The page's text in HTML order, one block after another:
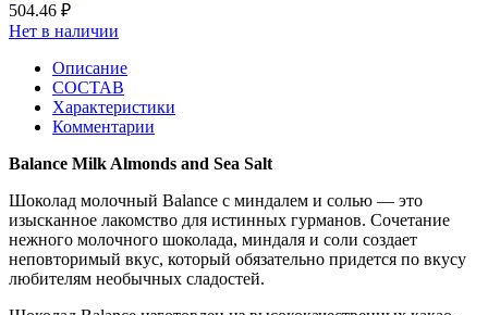
504.46 ₽
Нет в наличии
Описание
СОСТАВ
Характеристики
Комментарии
Balance Milk Almonds and Sea Salt
Шоколад молочный Balance с миндалем и солью — это
изысканное лакомство для истинных гурманов. Сочетание
нежного молочного шоколада, миндаля и соли создает
неповторимый вкус, который обязательно придется по вкусу
любителям необычных сладостей.